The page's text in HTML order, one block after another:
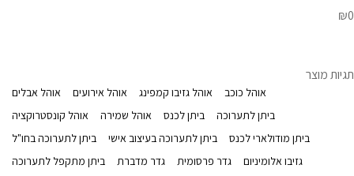
₪0
תגיות מוצר
אוהל אבלים אוהל אירועים אוהל גזיבו קמפינג
אוהל כוכב
אוהל קונסטרוקציה
אוהל שמירה ביתן לכנס
ביתן לתערוכה
ביתן לתערוכה בחו"ל
ביתן לתערוכה בעיצוב אישי
ביתן מודולארי לכנס
ביתן מתקפל לתערוכה
גדר מדברת גדר פרסומית
גזיבו אלומיניום